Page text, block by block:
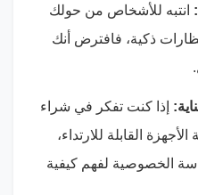
انتبه للأشخاص من حولك
ذكية، فافترض أنك
إذا كنت تفكر في شراء
القابلة للارتداء،
الخصوصية لفهم كيفية